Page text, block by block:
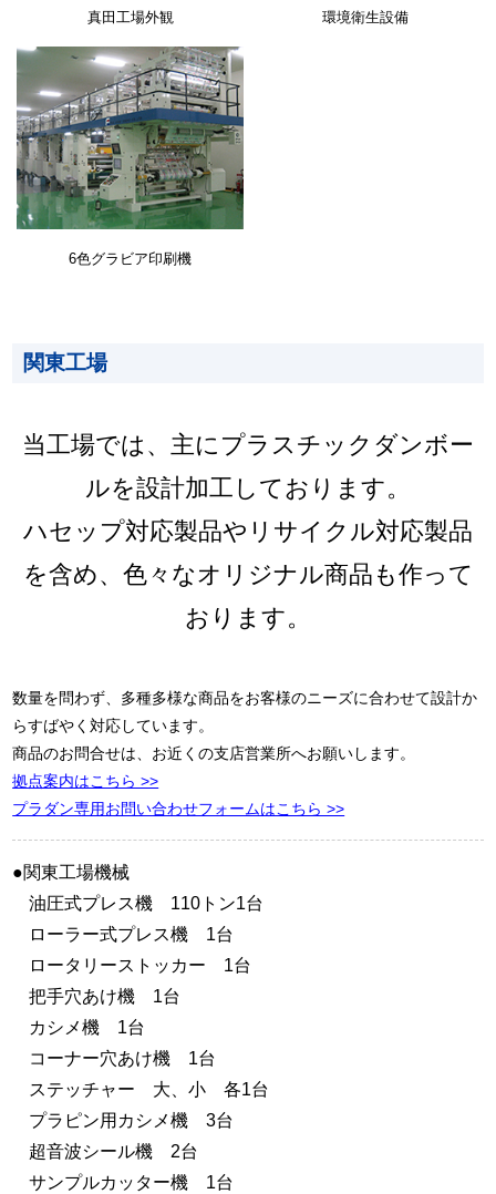
真田工場外観 環境衛生設備
6色グラビア印刷機
関東工場
当工場では、主にプラスチックダンボー
ルを設計加工しております。
ハセップ対応製品やリサイクル対応製品
を含め、色々なオリジナル商品も作って
おります。
数量を問わず、多種多様な商品をお客様のニーズに合わせて設計か
らすばやく対応しています。
商品のお問合せは、お近くの支店営業所へお願いします。
拠点案内はこちら >>
プラダン専用お問い合わせフォームはこちら >>
●関東工場機械
油圧式プレス機 110トン1台
ローラー式プレス機 1台
ロータリーストッカー 1台
把手穴あけ機 1台
カシメ機 1台
コーナー穴あけ機 1台
ステッチャー 大、小 各1台
プラピン用カシメ機 3台
超音波シール機 2台
サンプルカッター機 1台